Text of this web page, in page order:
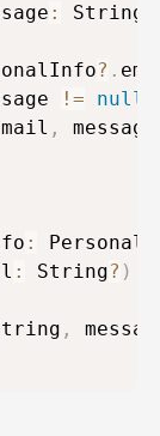
: String
? .
!= null
, message
:
: String? )
,